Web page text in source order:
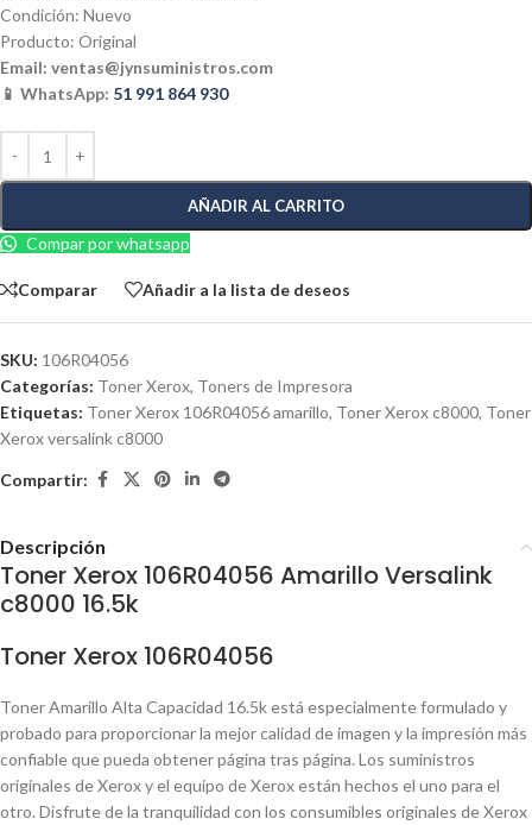
Condición: Nuevo
Producto: Original
Email: ventas@jynsuministros.com
📱 WhatsApp: 51 991 864 930
AÑADIR AL CARRITO
Compar por whatsapp
Comparar Añadir a la lista de deseos
SKU: 106R04056
Categorías: Toner Xerox, Toners de Impresora
Etiquetas: Toner Xerox 106R04056 amarillo, Toner Xerox c8000, Toner
Xerox versalink c8000
Compartir:
Descripción
Toner Xerox 106R04056 Amarillo Versalink
c8000 16.5k
Toner Xerox 106R04056
Toner Amarillo Alta Capacidad 16.5k está especialmente formulado y
probado para proporcionar la mejor calidad de imagen y la impresión más
confiable que pueda obtener página tras página. Los suministros
originales de Xerox y el equipo de Xerox están hechos el uno para el
otro. Disfrute de la tranquilidad con los consumibles originales de Xerox